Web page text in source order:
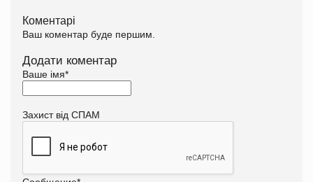
Коментарі
Ваш коментар буде першим.
Додати коментар
Ваше імя*
Захист від СПАМ